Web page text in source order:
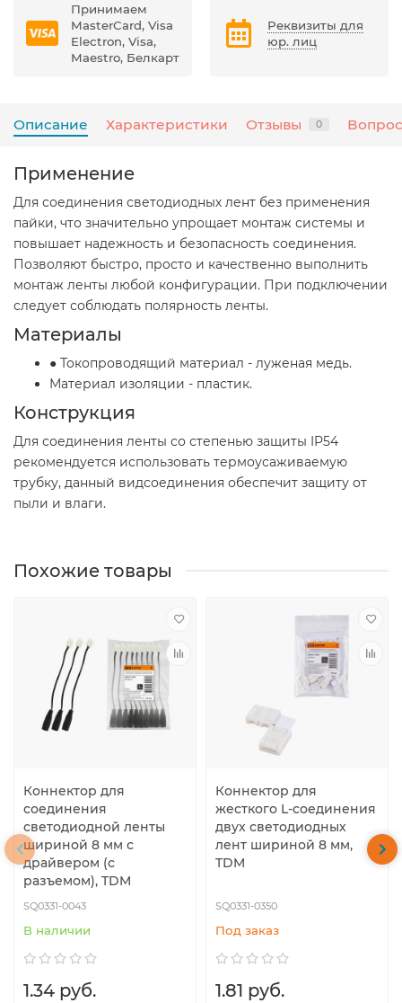
Принимаем
MasterCard, Visa
Electron, Visa,
Maestro, Белкарт
Реквизиты для
юр. лиц
Описание Характеристики Отзывы 0
Применение
Для соединения светодиодных лент без применения
пайки, что значительно упрощает монтаж системы и
повышает надежность и безопасность соединения.
Позволяют быстро, просто и качественно выполнить
монтаж ленты любой конфигурации. При подключении
следует соблюдать полярность ленты.
Материалы
● Токопроводящий материал - луженая медь.
Материал изоляции - пластик.
Конструкция
Для соединения ленты со степенью защиты IP54
рекомендуется использовать термоусаживаемую
трубку, данный видсоединения обеспечит защиту от
пыли и влаги.
Похожие товары
Коннектор для
соединения
светодиодной ленты
шириной 8 мм с
драйвером (с
разъемом), TDM
SQ0331-0043
В наличии
1.34 руб.
Коннектор для
жесткого L-соединения
двух светодиодных
лент шириной 8 мм,
TDM
SQ0331-0350
Под заказ
1.81 руб.